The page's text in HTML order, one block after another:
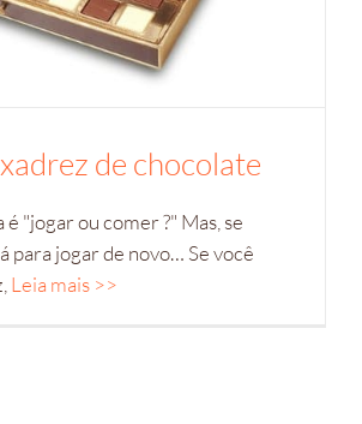
de chocolate
é "jogar ou comer ?" Mas, se
para jogar de novo… Se você
Leia mais >>